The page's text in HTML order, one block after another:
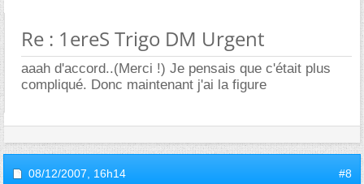
Re : 1ereS Trigo DM Urgent
aaah d'accord..(Merci !) Je pensais que c'était plus
compliqué. Donc maintenant j'ai la figure
08/12/2007, 16h14 #8